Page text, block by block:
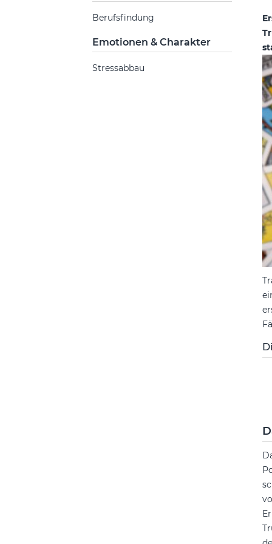
Berufsfindung
Emotionen & Charakter
Stressabbau